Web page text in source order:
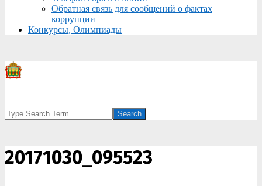
Обратная связь для сообщений о фактах
коррупции
Конкурсы, Олимпиады
Search
20171030_095523